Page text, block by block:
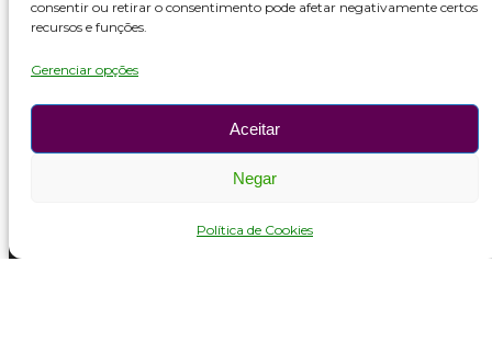
consentir ou retirar o consentimento pode afetar negativamente certos
recursos e funções.
Gerenciar opções
Aceitar
Negar
Política de Cookies